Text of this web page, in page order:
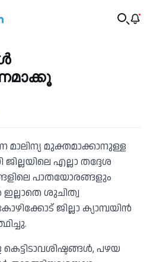
മുക്തമാക്കാനുള്ള
എല്ലാ തദ്ദേശ
പാതയോരങ്ങളും
ശുചിത്വ
ജില്ലാ ക്യാമ്പയിൻ
പഴയ